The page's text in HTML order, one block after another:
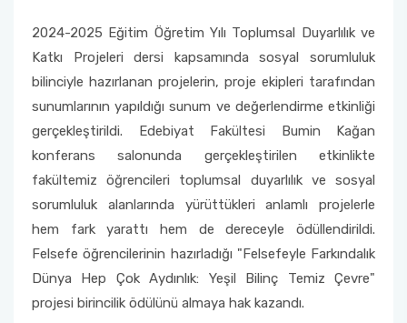
2024-2025 Eğitim Öğretim Yılı Toplumsal Duyarlılık ve
Katkı Projeleri dersi kapsamında sosyal sorumluluk
bilinciyle hazırlanan projelerin, proje ekipleri tarafından
sunumlarının yapıldığı sunum ve değerlendirme etkinliği
gerçekleştirildi. Edebiyat Fakültesi Bumin Kağan
konferans salonunda gerçekleştirilen etkinlikte
fakültemiz öğrencileri toplumsal duyarlılık ve sosyal
sorumluluk alanlarında yürüttükleri anlamlı projelerle
hem fark yarattı hem de dereceyle ödüllendirildi.
Felsefe öğrencilerinin hazırladığı "Felsefeyle Farkındalık
Dünya Hep Çok Aydınlık: Yeşil Bilinç Temiz Çevre"
projesi birincilik ödülünü almaya hak kazandı.